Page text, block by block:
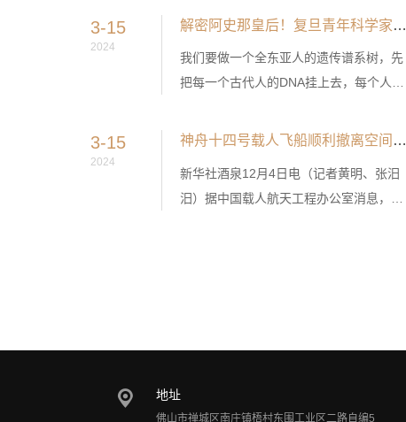
加速产业向高质量发展转型。
3-15
2024
解密阿史那皇后！复旦青年科学家破译全球首例古突厥皇室基因组
我们要做一个全东亚人的遗传谱系树，先
把每一个古代人的DNA挂上去，每个人都
样，吸引公众参与，建立现代人与古代人
谱”。用DNA做家谱，这是一件很酷的事
情。
3-15
2024
神舟十四号载人飞船顺利撤离空间站 3名航天员即将踏上回家之旅
新华社酒泉12月4日电（记者黄明、张汨
汨）据中国载人航天工程办公室消息，12
地址
佛山市禅城区南庄镇梧村东围工业区二路自编5